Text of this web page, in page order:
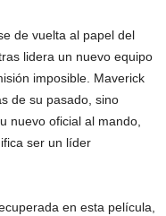
de vuelta al papel del
lidera un nuevo equipo
imposible. Maverick
de su pasado, sino
nuevo oficial al mando,
ser un líder
en esta película,